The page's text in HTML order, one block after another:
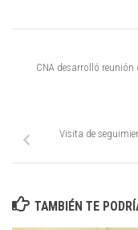
CNA desarrolló
Visita de
TAMBIÉN TE